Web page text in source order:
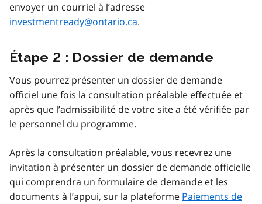
envoyer un courriel à l’adresse
investmentready@ontario.ca.
Étape 2 : Dossier de demande
Vous pourrez présenter un dossier de demande
officiel une fois la consultation préalable effectuée et
après que l’admissibilité de votre site a été vérifiée par
le personnel du programme.
Après la consultation préalable, vous recevrez une
invitation à présenter un dossier de demande officielle
qui comprendra un formulaire de demande et les
documents à l’appui, sur la plateforme Paiements de